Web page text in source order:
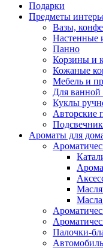
Подарки
Предметы
Вазы,
Настенные
Панно
Корзины и
Кожаные
Мебель и
Для
Куклы
Авторские
Ароматы для
Масла
Палочки-